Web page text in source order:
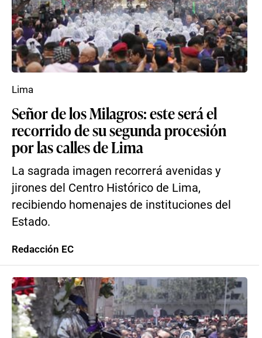
Señor de los Milagros: este será el
recorrido de su segunda procesión
por las calles de Lima
La sagrada imagen recorrerá avenidas y
jirones del Centro Histórico de Lima,
recibiendo homenajes de instituciones del
Estado.
Lima
Redacción EC